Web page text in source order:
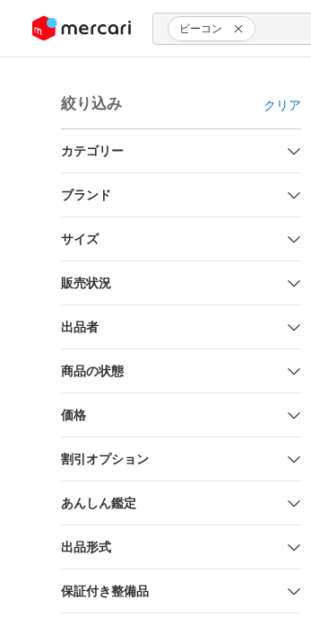
ツにスキップ ビーコン
絞り込み クリア
カテゴリー
ブランド
サイズ
販売状況
出品者
商品の状態
価格
割引オプション
あんしん鑑定
出品形式
保証付き整備品